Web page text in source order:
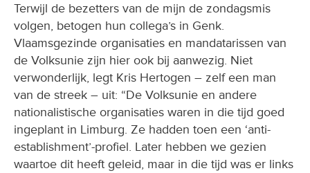
Terwijl de bezetters van de mijn de zondagsmis
volgen, betogen hun collega’s in Genk.
Vlaamsgezinde organisaties en mandatarissen van
de Volksunie zijn hier ook bij aanwezig. Niet
verwonderlijk, legt Kris Hertogen – zelf een man
van de streek – uit: “De Volksunie en andere
nationalistische organisaties waren in die tijd goed
ingeplant in Limburg. Ze hadden toen een ‘anti-
establishment’-profiel. Later hebben we gezien
waartoe dit heeft geleid, maar in die tijd was er links